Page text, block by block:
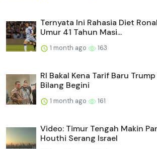
Ternyata Ini Rahasia Diet
Umur 41 Tahun Masi...
1 month ago 163
RI Bakal Kena Tarif Baru
Bilang Begini
1 month ago 161
Video: Timur Tengah Makin
Houthi Serang Israel